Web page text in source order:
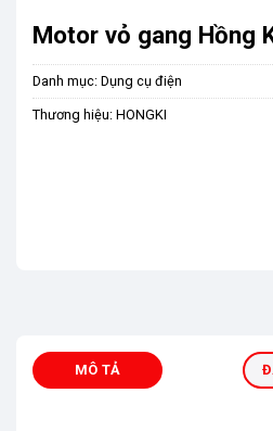
Motor vỏ gang Hồng
Danh mục: Dụng cụ điện
Thương hiệu: HONGKI
MÔ TẢ